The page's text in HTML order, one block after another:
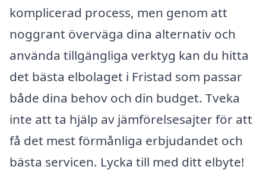
komplicerad process, men genom att
noggrant överväga dina alternativ och
använda tillgängliga verktyg kan du hitta
det bästa elbolaget i Fristad som passar
både dina behov och din budget. Tveka
inte att ta hjälp av jämförelsesajter för att
få det mest förmånliga erbjudandet och
bästa servicen. Lycka till med ditt elbyte!